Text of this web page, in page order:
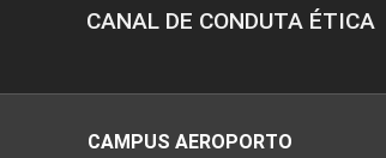
CANAL DE CONDUTA ÉTICA
CAMPUS AEROPORTO